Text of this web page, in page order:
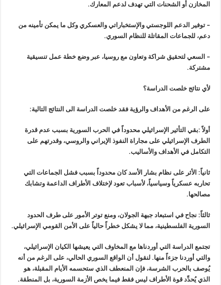
المخازن أو الشحنات التي تهدف لدعم المعارك.
– توفير الدعم اللوجستي والإستخباراتي والعسكري وكل ما يمكن تأمينه من
دعم، للجماعات المقاتلة للنظام السوري.
– السعي لتحقيق شراكة وتعاون مع روسيا، عبر وضع خطة عمل تنسيقية
مشتركة.
لأي نتائج خلصت الدراسة؟
على الرغم من الأهداف والرؤية فقد خلصت الدراسة الى النتائج التالية:
أولاً :بقي التأثير الإسرائيلي محدوداً في الحرب السورية بسبب عدم قدرة
الطرف الإسرائيلي على مجاراة النفوذ الإيراني والروسي، وقدرتهم على
التكامل في الأهداف والأساليب.
ثانياً: الأثر على نظام بشار الأسد كان محدوداً بسبب فشل الجماعات التي
تحاربه عسكرياً وسياسياً، لأسباب تعود لإختلاف الأطراف الداعمة وتشابك
مصالحها.
ثالثاً: نجاح في استبعاد جبهة الجولان، ومنع توتر الأمور على طرف الحدود
السورية الفلسطينية، مما لا يشكل خطراً حالياً على الأمن القومي الإسرائيلي.
تجتمع الدراسة التي أوردناها مع المخاوف التي يعيشها الكيان الإسرائيلي،
والتي أوردنا جزءاً منها. لنقول أن الواقع السوري الحالي، على الرغم من أنه
يُوصف بالحرب الشرسة، فإن المنعطف الذي ستحسمه الأيام المقبلة، هو
الذي يُحدِّد قوة الأطراف ليس فقط فيما يخص الأزمة السورية، بل المنطقة.